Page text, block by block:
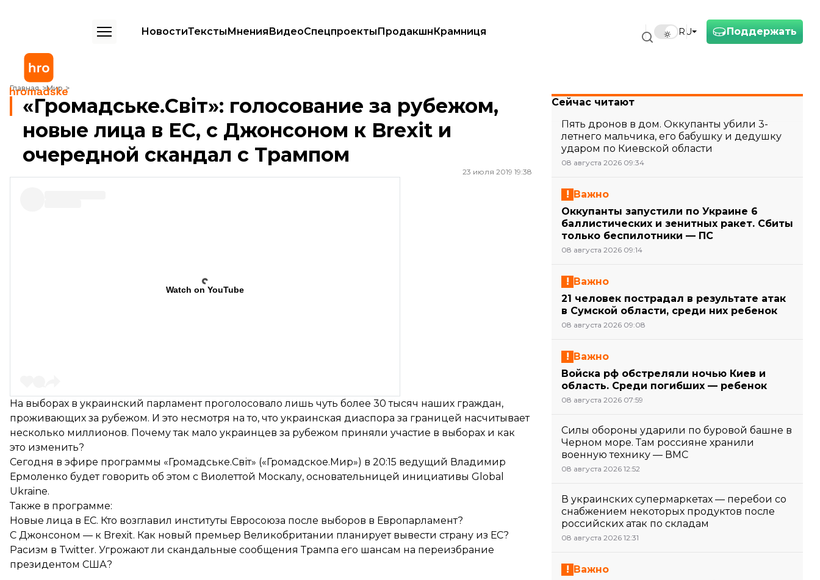
Поддержать
RU
НовостиТекстыМненияВидеоСпецпроектыПродакшнКрамниця
Главная Мир
«Громадське.Свiт»: голосование за рубежом, новые лица в ЕС, с Джонсоном к Brexit и очередной скандал с Трампом
«Громадське.Свiт»: голосование за рубежом,
новые лица в ЕС, с Джонсоном к Brexit и
очередной скандал с Трампом
23 июля 2019 19:38
Watch on YouTube
На выборах в украинский парламент проголосовало лишь чуть более 30 тысяч наших граждан,
проживающих за рубежом. И это несмотря на то, что украинская диаспора за границей насчитывает
несколько миллионов. Почему так мало украинцев за рубежом приняли участие в выборах и как
это изменить?
Сегодня в эфире программы «Громадське.Світ» («Громадское.Мир») в 20:15 ведущий Владимир
Ермоленко будет говорить об этом с Виолеттой Москалу, основательницей инициативы Global
Ukraine.
Также в программе:
Новые лица в ЕС. Кто возглавил институты Евросоюза после выборов в Европарламент?
С Джонсоном — к Brexit. Как новый премьер Великобритании планирует вывести страну из ЕС?
Расизм в Twitter. Угрожают ли скандальные сообщения Трампа его шансам на переизбрание
президентом США?
Сейчас читают
Пять дронов в дом. Оккупанты убили 3-
летнего мальчика, его бабушку и дедушку
ударом по Киевской области
08 августа 2026 09:34
Важно
Оккупанты запустили по Украине 6
баллистических и зенитных ракет. Сбиты
только беспилотники — ПС
08 августа 2026 09:14
Важно
21 человек пострадал в результате атак
в Сумской области, среди них ребенок
08 августа 2026 09:08
Важно
Войска рф обстреляли ночью Киев и
область. Среди погибших — ребенок
08 августа 2026 07:59
Силы обороны ударили по буровой башне в
Черном море. Там россияне хранили
военную технику — ВМС
08 августа 2026 12:52
В украинских супермаркетах — перебои со
снабжением некоторых продуктов после
российских атак по складам
08 августа 2026 12:31
Важно